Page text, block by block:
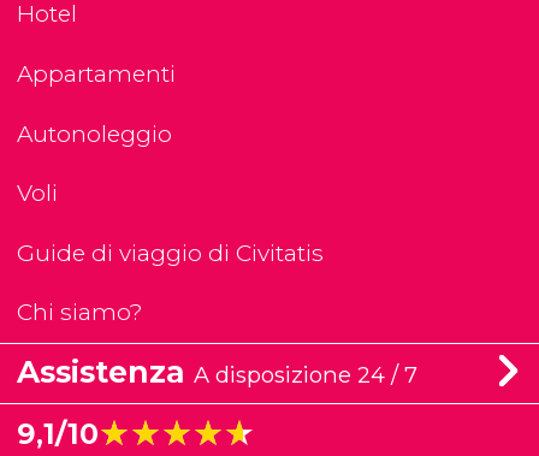
Hotel
Appartamenti
Autonoleggio
Voli
Guide di viaggio di Civitatis
Chi siamo?
Assistenza A disposizione 24 / 7
9,1/10★★★★★
★★★★★